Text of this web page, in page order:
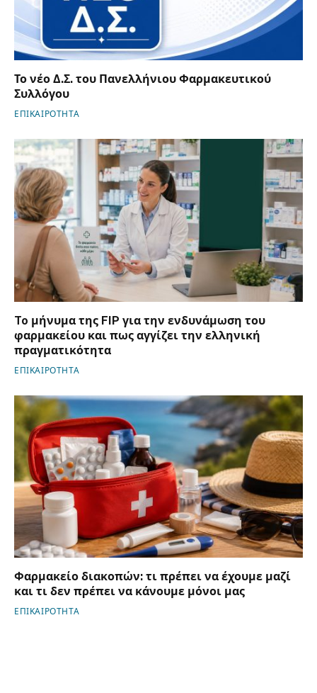
Το νέο Δ.Σ. του Πανελλήνιου Φαρμακευτικού
Συλλόγου
ΕΠΙΚΑΙΡΟΤΗΤΑ
To μήνυμα της FIP για την ενδυνάμωση του
φαρμακείου και πως αγγίζει την ελληνική
πραγματικότητα
ΕΠΙΚΑΙΡΟΤΗΤΑ
Φαρμακείο διακοπών: τι πρέπει να έχουμε μαζί
και τι δεν πρέπει να κάνουμε μόνοι μας
ΕΠΙΚΑΙΡΟΤΗΤΑ